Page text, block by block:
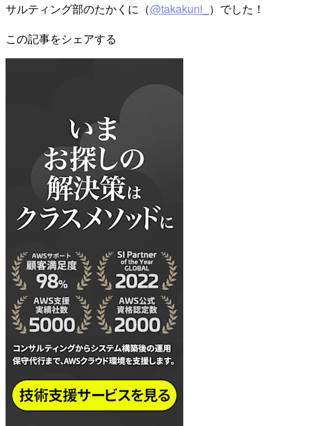
サルティング部のたかくに（@takakuni_ ）でした！
この記事をシェアする